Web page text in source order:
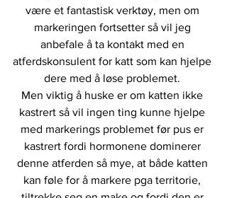
være et fantastisk verktøy, men om
markeringen fortsetter så vil jeg
anbefale å ta kontakt med en
atferdskonsulent for katt som kan hjelpe
dere med å løse problemet.
Men viktig å huske er om katten ikke
kastrert så vil ingen ting kunne hjelpe
med markerings problemet før pus er
kastrert fordi hormonene dominerer
denne atferden så mye, at både katten
kan føle for å markere pga territorie,